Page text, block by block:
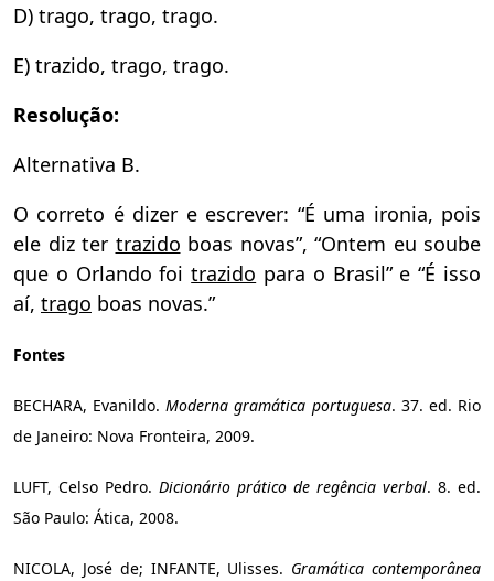
D) trago, trago, trago.
E) trazido, trago, trago.
Resolução:
Alternativa B.
O correto é dizer e escrever: “É uma ironia, pois
ele diz ter trazido boas novas”, “Ontem eu soube
que o Orlando foitrazido para o Brasil” e “É isso
aí, trago boas novas.”
Fontes
BECHARA, Evanildo.Moderna gramática portuguesa. 37. ed. Rio
de Janeiro: Nova Fronteira, 2009.
LUFT, Celso Pedro. Dicionário prático de regência verbal. 8. ed.
São Paulo: Ática, 2008.
NICOLA, José de; INFANTE, Ulisses. Gramática contemporânea